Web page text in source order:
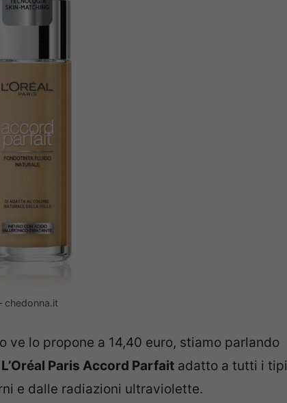
chedonna.it
ve lo propone a 14,40 euro, stiamo parlando
Paris Accord Parfait adatto a tutti i tipi
e dalle radiazioni ultraviolette.